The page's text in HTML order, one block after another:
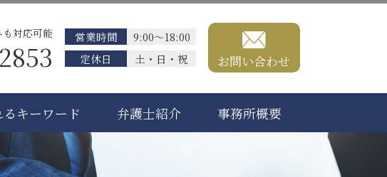
対応可能 営業時間
9:00～18:00
定休日
土・日・祝 お問い合わせ
キーワード 弁護士紹介 事務所概要